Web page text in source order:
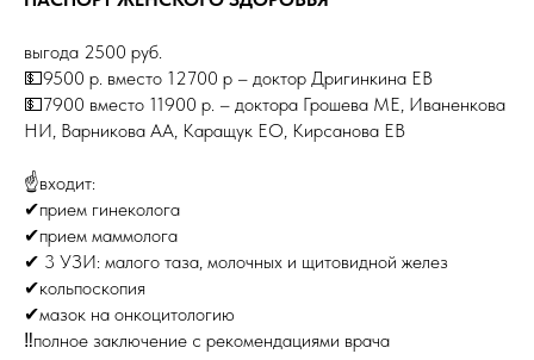
выгода 2500 руб.
💵9500 р. вместо 12700 р – доктор Дригинкина ЕВ
💵7900 вместо 11900 р. – доктора Грошева МЕ, Иваненкова
НИ, Варникова АА, Каращук ЕО, Кирсанова ЕВ
☝️входит:
✔прием гинеколога
✔прием маммолога
✔ 3 УЗИ: малого таза, молочных и щитовидной желез
✔кольпоскопия
✔мазок на онкоцитологию
‼️полное заключение с рекомендациями врача